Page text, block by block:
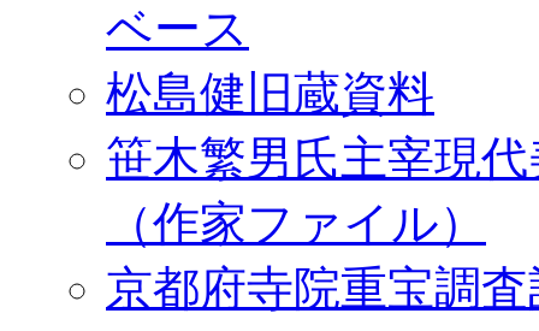
ベース
松島健旧蔵資料
笹木繁男氏主宰現
（作家ファイル）
京都府寺院重宝調